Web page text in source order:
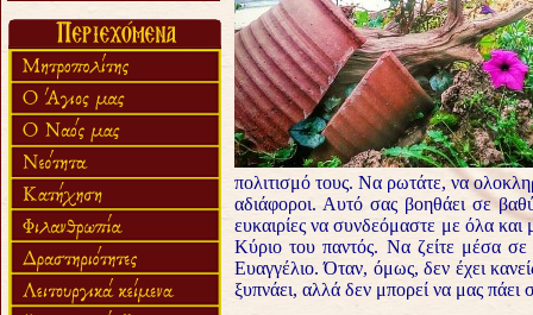
«πολύ αργά».
Ζητείται....
πολιτισμό τους. Να ρωτάτε, να
αδιάφοροι. Αυτό σας βοηθάει σε
ευκαιρίες να συνδεόμαστε με όλα και
Κύριο του παντός. Να ζείτε μέσα
Ευαγγέλιο. Όταν, όμως, δεν έχει
ξυπνάει, αλλά δεν μπορεί να μας πάει